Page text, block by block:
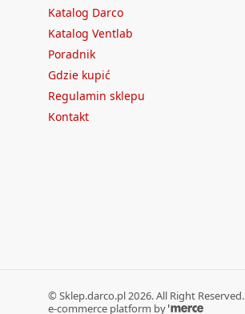
Katalog Darco
Katalog Ventlab
Poradnik
Gdzie kupić
Regulamin sklepu
Kontakt
© Sklep.darco.pl2026. All Right Reserved.
e-commerce platform by